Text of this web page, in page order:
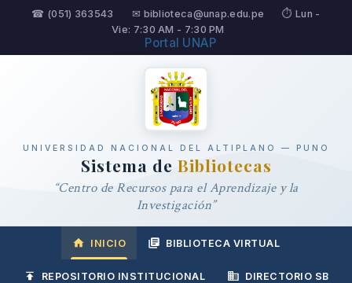
☎ (051) 363543 ✉ biblioteca@unap.edu.pe
⏱ Lun -
Vie: 7:30 AM - 7:30 PM
Portal UNAP
UNIVERSIDAD NACIONAL DEL ALTIPLANO — PUNO
Sistema de Bibliotecas
“Centro de Recursos para el Aprendizaje y la
Investigación”
INICIO BIBLIOTECA VIRTUAL
REPOSITORIO INSTITUCIONAL DIRECTORIO SB